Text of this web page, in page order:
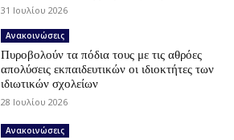
31 Ιουλίου 2026
Ανακοινώσεις
Πυροβολούν τα πόδια τους με τις αθρόες
απολύσεις εκπαιδευτικών οι ιδιοκτήτες των
ιδιωτικών σχολείων
28 Ιουλίου 2026
Ανακοινώσεις